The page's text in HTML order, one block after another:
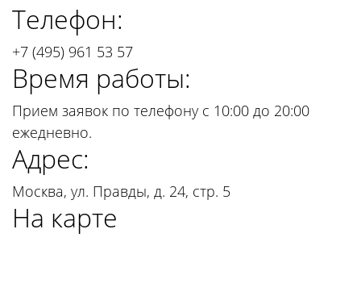
Телефон:
+7 (495) 961 53 57
Время работы:
Прием заявок по телефону с 10:00 до 20:00
ежедневно.
Адрес:
Москва, ул. Правды, д. 24, стр. 5
На карте